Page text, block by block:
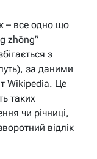
– все одно що
zhōng”
з
за даними
Wikipedia. Це
таких
чи річниці,
відлік